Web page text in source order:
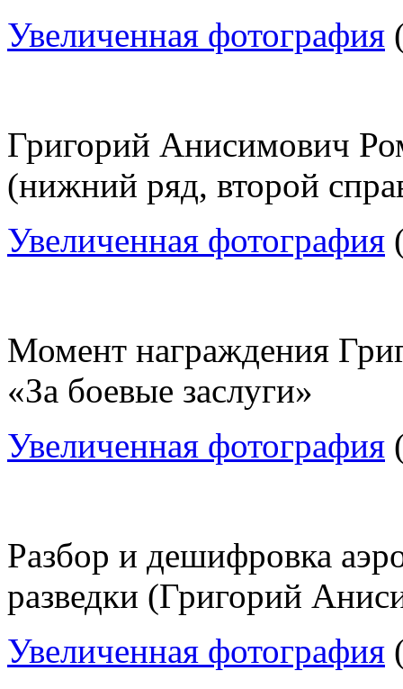
Увеличенная фотография
Григорий Анисимович
(нижний ряд, второй
Увеличенная фотография
Момент награждения
«За боевые заслуги»
Увеличенная фотография
Разбор и дешифровка
разведки (Григорий
Увеличенная фотография